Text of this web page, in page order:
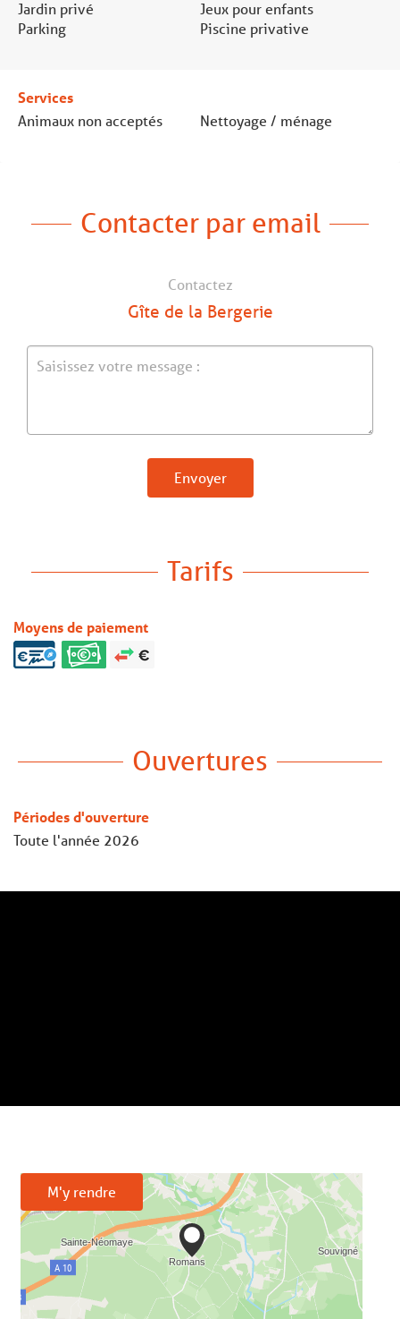
Jardin privé
Parking
Jeux pour enfants
Piscine privative
Services
Animaux non acceptés
Nettoyage / ménage
Contacter par email
Contactez
Gîte de la Bergerie
Envoyer
Tarifs
Moyens de paiement
Ouvertures
Périodes d'ouverture
Toute l'année 2026
M'y rendre